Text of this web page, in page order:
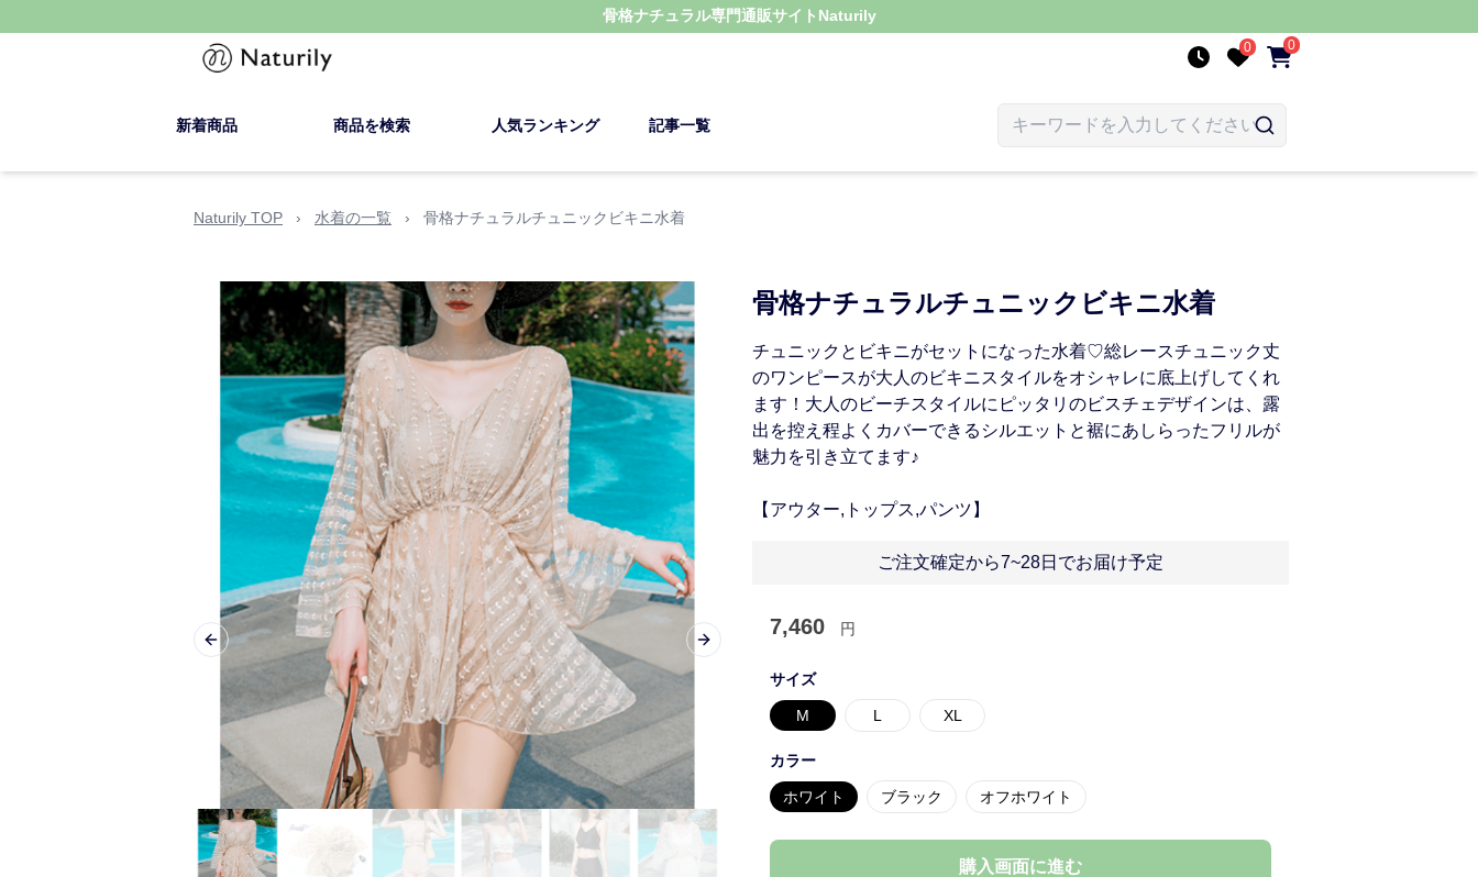
骨格ナチュラル専門通販サイト Naturily
0 0
新着商品 商品を検索 人気ランキング 記事一覧
Naturily TOP › 水着の一覧 › 骨格ナチュラルチュニックビキニ水着
Previous slide Next slide
骨格ナチュラルチュニックビキニ水着
チュニックとビキニがセットになった水着♡総レースチュニック丈
のワンピースが大人のビキニスタイルをオシャレに底上げしてくれ
ます！大人のビーチスタイルにピッタリのビスチェデザインは、露
出を控え程よくカバーできるシルエットと裾にあしらったフリルが
魅力を引き立てます♪
【アウター,トップス,パンツ】
ご注文確定から7~28日でお届け予定
7,460 円
サイズ
M L XL
カラー
ホワイト ブラック オフホワイト
購入画面に進む